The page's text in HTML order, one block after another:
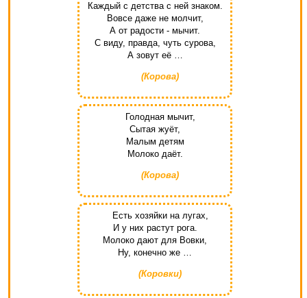
Каждый с детства с ней знаком.
Вовсе даже не молчит,
А от радости - мычит.
С виду, правда, чуть сурова,
А зовут её …
(Корова)
Голодная мычит,
Сытая жуёт,
Малым детям
Молоко даёт.
(Корова)
Есть хозяйки на лугах,
И у них растут рога.
Молоко дают для Вовки,
Ну, конечно же …
(Коровки)